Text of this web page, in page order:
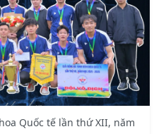
Quốc tế lần thứ XII, năm